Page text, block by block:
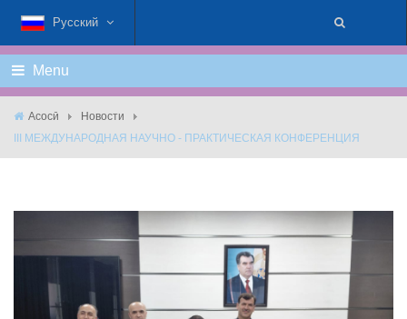
Русский
Menu
Асосӣ
Новости
III МЕЖДУНАРОДНАЯ НАУЧНО - ПРАКТИЧЕСКАЯ КОНФЕРЕНЦИЯ